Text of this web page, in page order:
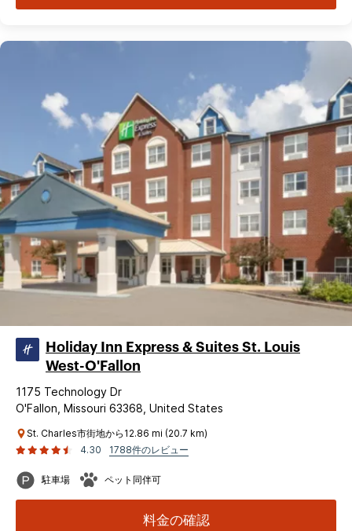
Holiday Inn Express & Suites St. Louis
West-O'Fallon
1175 Technology Dr
O'Fallon, Missouri 63368, United States
St. Charles市街地から12.86 mi (20.7 km)
4.30
1788件のレビュー
駐車場 ペット同伴可
料金の確認